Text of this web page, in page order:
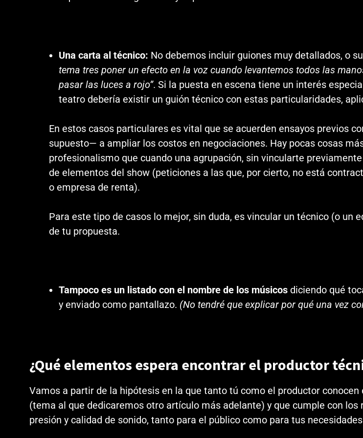
Una carta al técnico: No debemos incluir guiones muy detallados, o
tema tres poner un efecto en la voz cuando levantemos todos las
pasar las luces a rojo”. Si la puesta en escena tiene un interés
teatro debería existir un guión técnico con estas particularidades,
En estos casos particulares es vital que se acuerden ensayos previos
supuesto— a ampliar los costos en negociaciones. Hay pocas cosas
profesionalismo que cuando una agrupación, sin vincularte
de elementos del show (peticiones a las que, por cierto, no está
o empresa de renta).
Para este tipo de casos lo mejor, sin duda, es vincular un técnico (o un
de tu propuesta.
Tampoco es un listado con el nombre de los músicos diciendo qué
y enviado como pantallazo. (No tendré que explicar por qué una vez
¿Qué elementos espera encontrar el productor
Vamos a partir de la hipótesis en la que tanto tú como el productor
(tema al que dedicaremos otro artículo más adelante) y que cumple con
presión y calidad de sonido, tanto para el público como para tus